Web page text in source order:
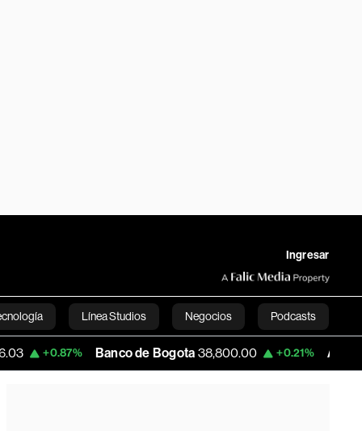
Ingresar
Línea Studios Negocios Podcasts
English
Banco de Bogota 38,800.00 +0.21% Apple 306.68